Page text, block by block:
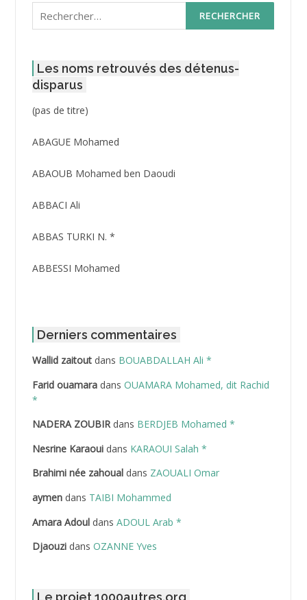
Rechercher :
Les noms retrouvés des détenus-
disparus
(pas de titre)Post
3416
ABAGUE Mohamed
ABAOUB Mohamed ben Daoudi
ABBACI Ali
ABBAS TURKI N. *
ABBESSI Mohamed
ABDAT Amar
ABDEDDAIM Hamid
ABDELAZIZ Mohamed
ABDELHAFID Lakhdar
ABDELLI Mohamed
ABDELLI Mohamed *
Derniers commentaires
Wallid zaitoutdans BOUABDALLAH Ali *
Farid ouamaradans OUAMARA Mohamed, dit Rachid
*
NADERA ZOUBIRdans BERDJEB Mohamed *
Nesrine Karaouidans KARAOUI Salah *
Brahimi née zahoualdans ZAOUALI Omar
aymendans TAIBI Mohammed
Amara Adouldans ADOUL Arab *
Djaouzidans OZANNE Yves
Le projet 1000autres.org